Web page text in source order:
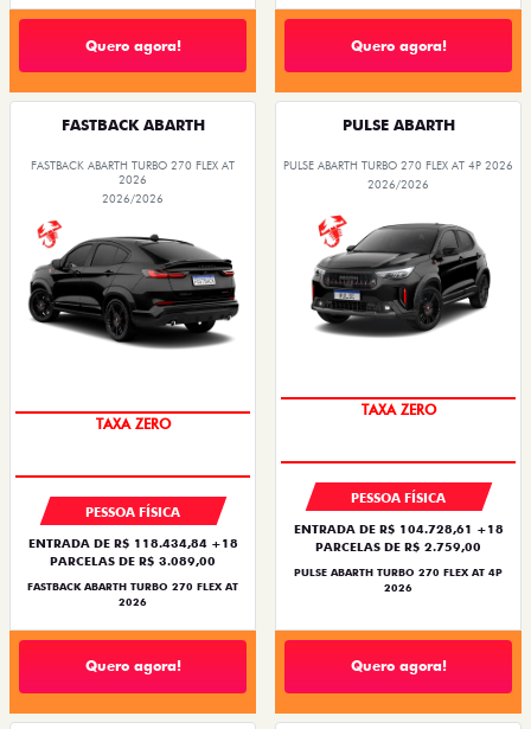
Quero agora! Quero agora!
FASTBACK ABARTH
FASTBACK ABARTH TURBO 270 FLEX AT
2026
2026/2026
TAXA ZERO
PESSOA FÍSICA
ENTRADA DE R$ 118.434,84 +18
PARCELAS DE R$ 3.089,00
FASTBACK ABARTH TURBO 270 FLEX AT
2026
Quero agora!
PULSE ABARTH
PULSE ABARTH TURBO 270 FLEX AT 4P 2026
2026/2026
TAXA ZERO
PESSOA FÍSICA
ENTRADA DE R$ 104.728,61 +18
PARCELAS DE R$ 2.759,00
PULSE ABARTH TURBO 270 FLEX AT 4P
2026
Quero agora!